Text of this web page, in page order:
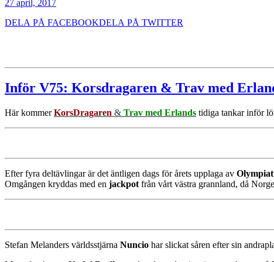
27 april, 2017
DELA PÅ FACEBOOKDELA PÅ TWITTER
Inför V75: Korsdragaren & Trav med
Här kommerKorsDragaren & Trav med Erlands tidiga tankar inför
Efter fyra deltävlingar är det äntligen dags för årets upplaga av
Omgången kryddas med en jackpot från vårt västra grannland, då
Stefan Melanders världsstjärna Nuncio har slickat såren efter sin